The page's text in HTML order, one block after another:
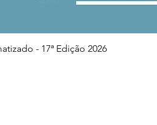
Visualização rápida
- 17ª Edição 2026